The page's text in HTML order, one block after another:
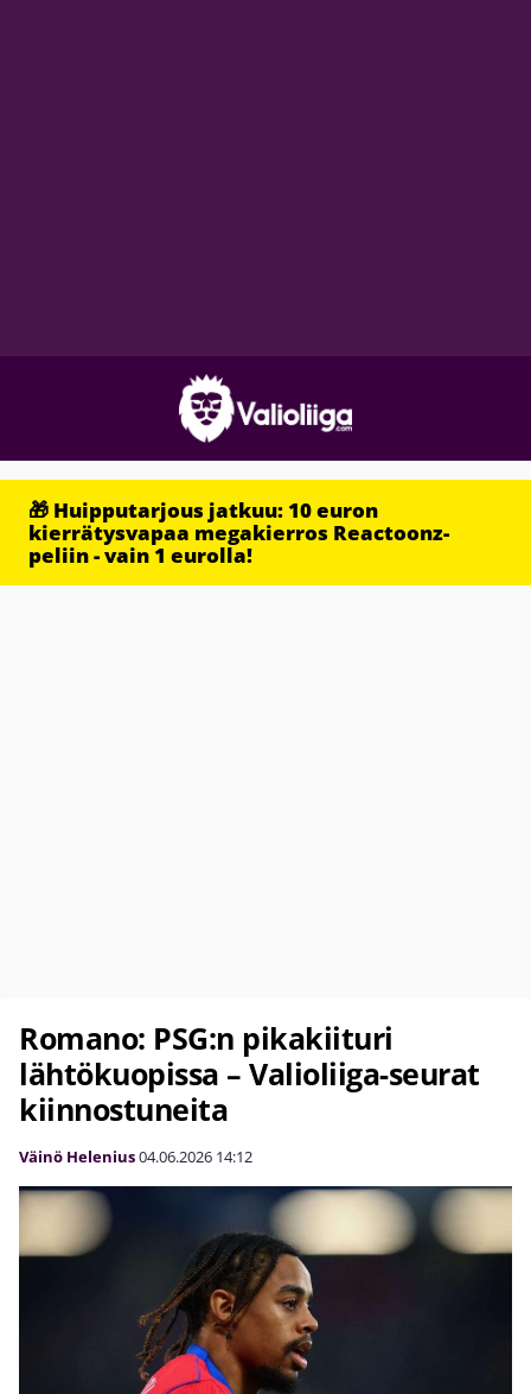
🎁 Huipputarjous jatkuu: 10 euron
kierrätysvapaa megakierros Reactoonz-
peliin - vain 1 eurolla!
Romano: PSG:n pikakiituri
lähtökuopissa – Valioliiga-seurat
kiinnostuneita
Väinö Helenius04.06.2026 14:12